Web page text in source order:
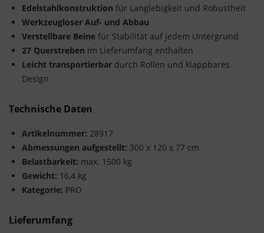
Edelstahlkonstruktion für Langlebigkeit und Robustheit
Werkzeugloser Auf- und Abbau
Verstellbare Beine für Stabilität auf jedem Untergrund
27 Querstreben im Lieferumfang enthalten
Leicht transportierbar durch Rollen und klappbares
Design
Technische Daten
Artikelnummer: 28917
Abmessungen aufgestellt: 300 x 120 x 77 cm
Belastbarkeit: max. 1500 kg
Gewicht: 16,4 kg
Kategorie: PRO
Lieferumfang